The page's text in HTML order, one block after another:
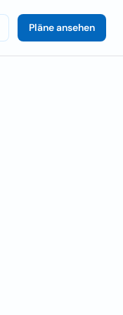
Pläne ansehen